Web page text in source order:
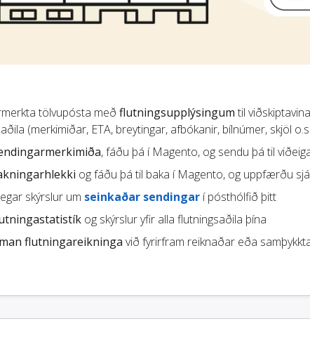
tölvupósta með flutningsupplýsingum til
(merkimiðar, ETA, breytingar, afbókanir, bílnúmer, skjöl
, fáðu þá í Magento, og sendu þá til
og fáðu þá til baka í Magento, og uppfærðu
skýrslur um seinkaðar sendingar í pósthólfið þitt
og skýrslur yfir alla flutningsaðila þína
flutningareikninga við fyrirfram reiknaðar eða